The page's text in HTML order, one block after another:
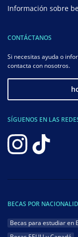
Información sobre
CONTÁCTANOS
Si necesitas ayuda o
contacta con nosotros.
SÍGUENOS EN LAS
BECAS POR
Becas para estudiar en